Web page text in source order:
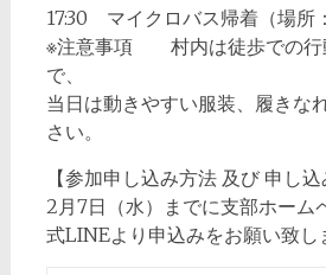
17:30 マイクロバス帰着（場所
※注意事項 村内は徒歩での行
で、
当日は動きやすい服装、履きな
さい。
【参加申し込み方法 及び 申し込
2月7日（水）までに支部ホーム
式LINEより申込みをお願い致し